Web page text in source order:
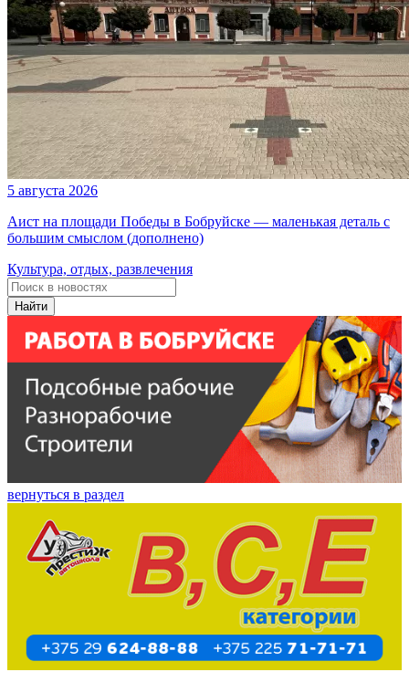
5 августа 2026
Аист на площади Победы в Бобруйске — маленькая деталь с
большим смыслом (дополнено)
Культура, отдых, развлечения
Найти
вернуться в раздел